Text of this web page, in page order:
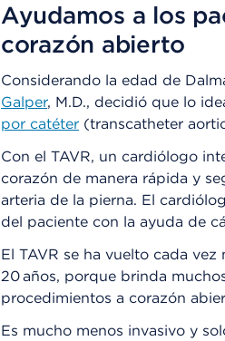
Ayudamos a los
corazón abierto
Considerando la edad de
Galper, M.D., decidió que lo
por catéter (transcatheter
Con el TAVR, un cardiólogo
corazón de manera rápida y
arteria de la pierna. El
del paciente con la ayuda de
El TAVR se ha vuelto cada
20 años, porque brinda
procedimientos a corazón
Es mucho menos invasivo y